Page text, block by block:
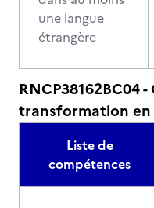
une langue
étrangère
RNCP38162BC04
transformation
Liste de
compétences